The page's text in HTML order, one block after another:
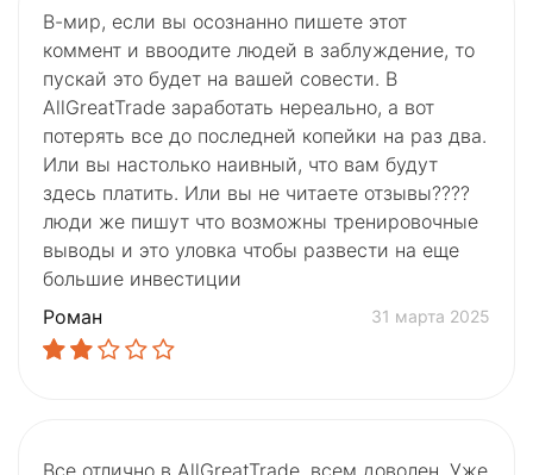
В-мир, если вы осознанно пишете этот
коммент и ввоодите людей в заблуждение, то
пускай это будет на вашей совести. В
AllGreatTrade заработать нереально, а вот
потерять все до последней копейки на раз два.
Или вы настолько наивный, что вам будут
здесь платить. Или вы не читаете отзывы????
люди же пишут что возможны тренировочные
выводы и это уловка чтобы развести на еще
большие инвестиции
Роман
31 марта 2025
Все отлично в AllGreatTrade, всем доволен. Уже